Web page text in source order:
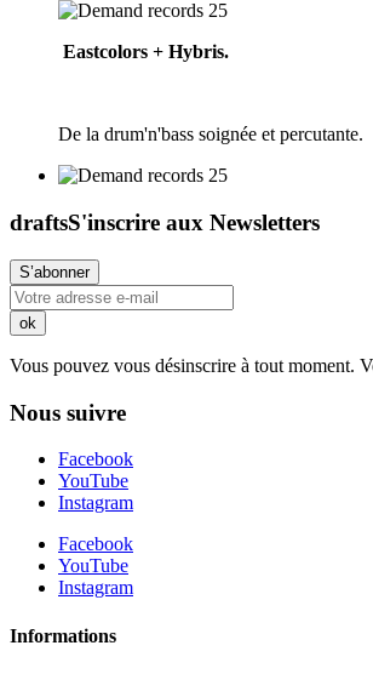
Eastcolors + Hybris.
De la drum'n'bass soignée et percutante.
draftsS'inscrire aux Newsletters
Vous pouvez vous désinscrire à tout moment.
Nous suivre
Facebook
YouTube
Instagram
Facebook
YouTube
Instagram
Informations